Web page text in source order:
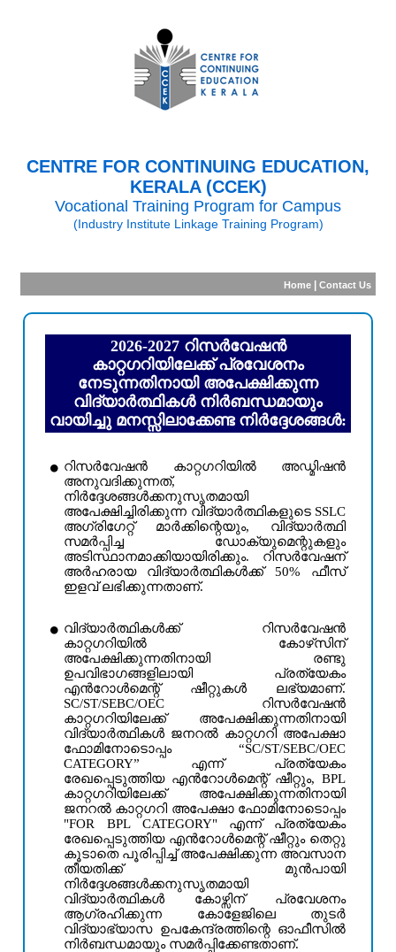
CENTRE FOR CONTINUING EDUCATION,
KERALA (CCEK)
Vocational Training Program for Campus
(Industry Institute Linkage Training Program)
Home Contact Us
2026-2027 റിസർവേഷൻ
കാറ്റഗറിയിലേക്ക് പ്രവേശനം
നേടുന്നതിനായി അപേക്ഷിക്കുന്ന
വിദ്യാർത്ഥികൾ നിർബന്ധമായും
വായിച്ചു മനസ്സിലാക്കേണ്ട നിർദ്ദേശങ്ങൾ:
റിസർവേഷൻ കാറ്റഗറിയിൽ അഡ്മിഷൻ
അനുവദിക്കുന്നത്,
നിർദ്ദേശങ്ങൾക്കനുസൃതമായി
അപേക്ഷിച്ചിരിക്കുന്ന വിദ്യാർത്ഥികളുടെ SSLC
അഗ്രിഗേറ്റ് മാർക്കിന്റെയും, വിദ്യാർത്ഥി
സമർപ്പിച്ച ഡോക്യുമെന്റുകളും
അടിസ്ഥാനമാക്കിയായിരിക്കും. റിസർവേഷന്
അർഹരായ വിദ്യാർത്ഥികൾക്ക് 50% ഫീസ്
ഇളവ് ലഭിക്കുന്നതാണ്.
വിദ്യാർത്ഥികൾക്ക് റിസർവേഷൻ
കാറ്റഗറിയിൽ കോഴ്‌സിന്
അപേക്ഷിക്കുന്നതിനായി രണ്ടു
ഉപവിഭാഗങ്ങളിലായി പ്രത്യേകം
എൻറോൾമെന്റ് ഷീറ്റുകൾ ലഭ്യമാണ്.
SC/ST/SEBC/OEC റിസർവേഷൻ
കാറ്റഗറിയിലേക്ക് അപേക്ഷിക്കുന്നതിനായി
വിദ്യാർത്ഥികൾ ജനറൽ കാറ്റഗറി അപേക്ഷാ
ഫോമിനോടൊപ്പം “SC/ST/SEBC/OEC
CATEGORY” എന്ന് പ്രത്യേകം
രേഖപ്പെടുത്തിയ എൻറോൾമെന്റ് ഷീറ്റും, BPL
കാറ്റഗറിയിലേക്ക് അപേക്ഷിക്കുന്നതിനായി
ജനറൽ കാറ്റഗറി അപേക്ഷാ ഫോമിനോടൊപ്പം
"FOR BPL CATEGORY" എന്ന് പ്രത്യേകം
രേഖപ്പെടുത്തിയ എൻറോൾമെന്റ് ഷീറ്റും തെറ്റു
കൂടാതെ പൂരിപ്പിച്ച് അപേക്ഷിക്കുന്ന അവസാന
തീയതിക്ക് മുൻപായി
നിർദ്ദേശങ്ങൾക്കനുസൃതമായി
വിദ്യാർത്ഥികൾ കോഴ്സിന് പ്രവേശനം
ആഗ്രഹിക്കുന്ന കോളേജിലെ തുടർ
വിദ്യാഭ്യാസ ഉപകേന്ദ്രത്തിന്റെ ഓഫീസിൽ
നിർബന്ധമായും സമർപ്പിക്കേണ്ടതാണ്.